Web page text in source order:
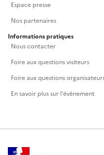
Espace presse
Nos partenaires
Informations pratiques
Nous contacter
Foire aux questions visiteurs
Foire aux questions
En savoir plus sur l'événement